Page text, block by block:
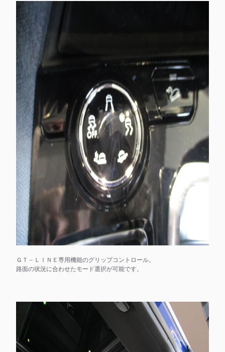
ＧＴ－ＬＩＮＥ専用機能のグリップコントロール。
路面の状況に合わせたモード選択が可能です。